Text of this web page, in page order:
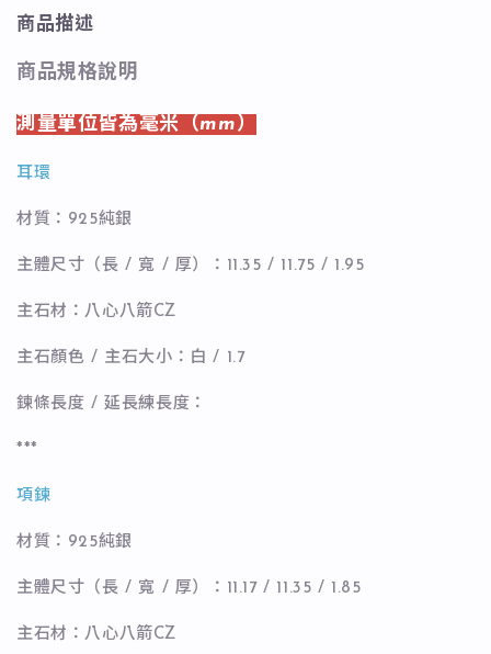
商品描述
商品規格說明
測量單位皆為毫米（mm）
耳環
材質：925純銀
主體尺寸（長 / 寬 / 厚）：11.35 / 11.75 / 1.95
主石材：八心八箭CZ
主石顏色 / 主石大小：白 / 1.7
鍊條長度 / 延長練長度：
***
項鍊
材質：925純銀
主體尺寸（長 / 寬 / 厚）：11.17 / 11.35 / 1.85
主石材：八心八箭CZ